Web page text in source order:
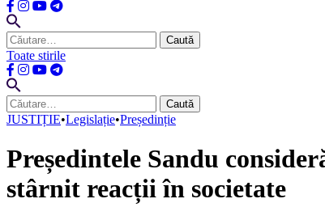
Caută
după:
Toate stirile
Caută
după:
JUSTIȚIE•Legislație•Președinție
Președintele Sandu
stârnit reacții în societate